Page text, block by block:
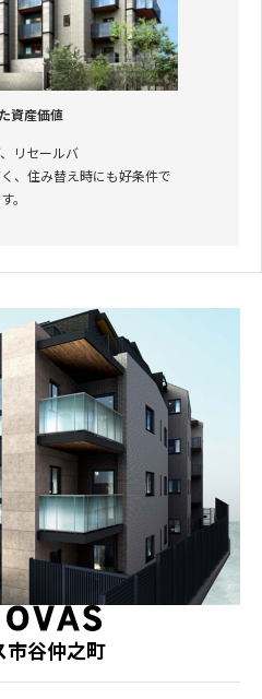
資産価値
リセールバ
、住み替え時にも好条件で
。
市谷仲之町